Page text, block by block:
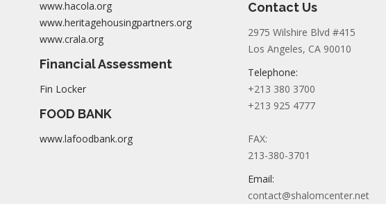
www.hacola.org
www.heritagehousingpartners.org
www.crala.org
Financial Assessment
Fin Locker
FOOD BANK
www.lafoodbank.org
Contact Us
2975 Wilshire Blvd #415
Los Angeles, CA 90010
Telephone:
+213 380 3700
+213 925 4777
FAX:
213-380-3701
Email:
contact@shalomcenter.net